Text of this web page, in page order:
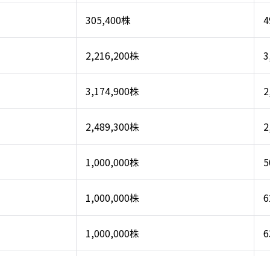
305,400株
2,216,200株
3,174,900株
2,489,300株
1,000,000株
1,000,000株
1,000,000株